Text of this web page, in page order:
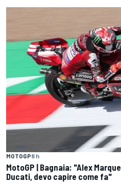
MOTOGP8 h
MotoGP | Bagnaia: "Alex
Ducati, devo capire come fa"